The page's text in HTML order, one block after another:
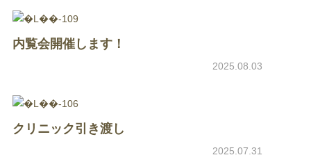
内覧会開催します！
2025.08.03
クリニック引き渡し
2025.07.31